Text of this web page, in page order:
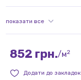
показати все
852 грн./м2
Додати до закладок